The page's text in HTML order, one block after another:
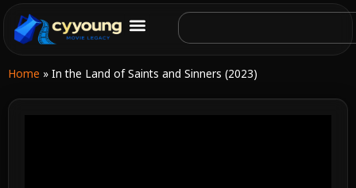
Home » In the Land of Saints and Sinners (2023)